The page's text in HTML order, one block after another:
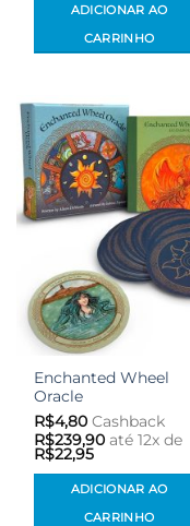
ADICIONAR AO
CARRINHO
aos
Enchanted Wheel
Oracle
R$4,80 Cashback
R$239,90 até 12x de
R$22,95
ADICIONAR AO
CARRINHO